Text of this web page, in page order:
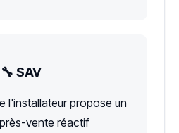
🔧 SAV
l'installateur propose un
vente réactif